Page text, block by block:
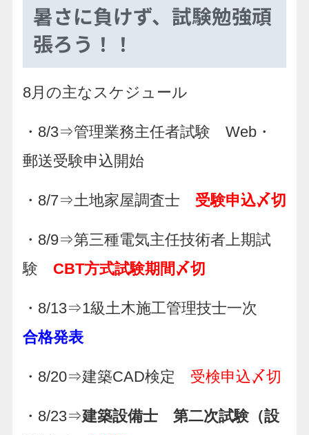
暑さに負けず、試験勉強頑
張ろう！！
8月の主なスケジュール
・8/3⇒管理業務主任者試験 Web・
郵送受験申込開始
・8/7⇒土地家屋調査士 受験申込〆切
・8/9⇒第三種電気主任技術者上期試
験 CBT方式試験期間〆切
・8/13⇒1級土木施工管理技士一次
合格発表
・8/20⇒建築CAD検定 受検申込〆切
・8/23⇒建築設備士 第二次試験（設